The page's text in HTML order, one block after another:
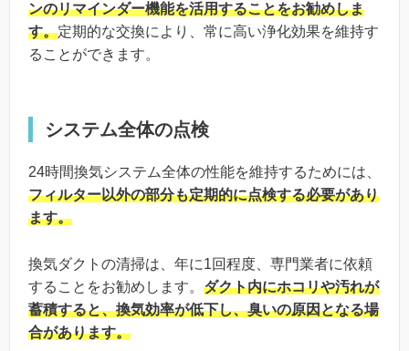
ンのリマインダー機能を活用することをお勧めしま
す。定期的な交換により、常に高い浄化効果を維持す
ることができます。
システム全体の点検
24時間換気システム全体の性能を維持するためには、
フィルター以外の部分も定期的に点検する必要があり
ます。
換気ダクトの清掃は、年に1回程度、専門業者に依頼
することをお勧めします。 ダクト内にホコリや汚れが
蓄積すると、換気効率が低下し、臭いの原因となる場
合があります。